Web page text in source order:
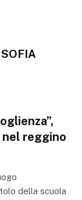
reggino
della scuola